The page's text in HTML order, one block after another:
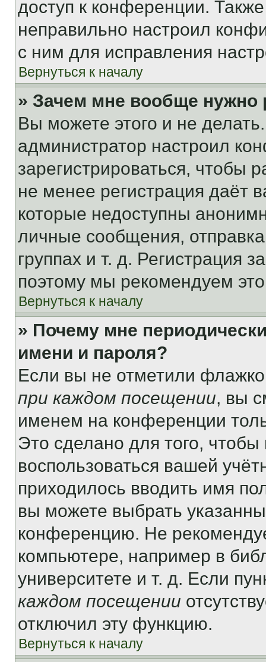
доступ к конференции.
неправильно настроил
с ним для исправления
Вернуться к началу
» Зачем мне вообще нужно
Вы можете этого и не
администратор настроил
зарегистрироваться, чтобы
не менее регистрация даёт
которые недоступны
личные сообщения,
группах и т. д. Регистрация
поэтому мы рекомендуем
Вернуться к началу
» Почему мне
имени и пароля?
Если вы не отметили
при каждом посещении, вы
именем на конференции
Это сделано для того, чтобы
воспользоваться вашей
приходилось вводить имя
вы можете выбрать
конференцию. Не
компьютере, например в
университете и т. д. Если
каждом посещении
отключил эту функцию.
Вернуться к началу